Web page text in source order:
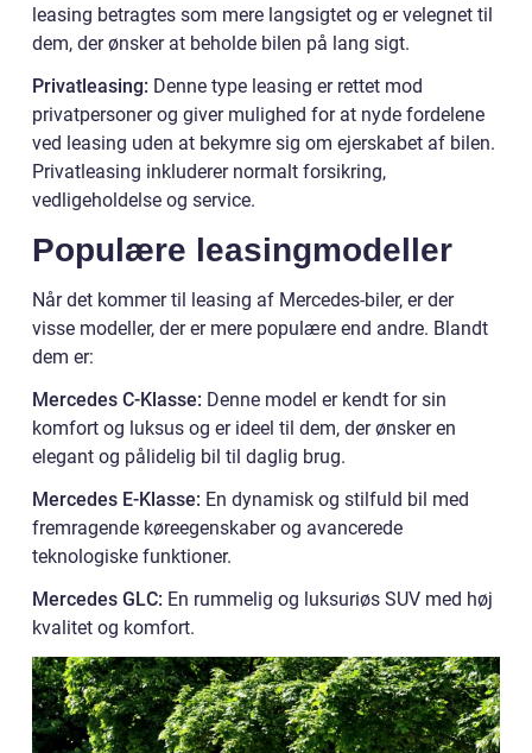
leasing betragtes som mere langsigtet og er velegnet til
dem, der ønsker at beholde bilen på lang sigt.
Privatleasing: Denne type leasing er rettet mod
privatpersoner og giver mulighed for at nyde fordelene
ved leasing uden at bekymre sig om ejerskabet af bilen.
Privatleasing inkluderer normalt forsikring,
vedligeholdelse og service.
Populære leasingmodeller
Når det kommer til leasing af Mercedes-biler, er der
visse modeller, der er mere populære end andre. Blandt
dem er:
Mercedes C-Klasse: Denne model er kendt for sin
komfort og luksus og er ideel til dem, der ønsker en
elegant og pålidelig bil til daglig brug.
Mercedes E-Klasse: En dynamisk og stilfuld bil med
fremragende køreegenskaber og avancerede
teknologiske funktioner.
Mercedes GLC: En rummelig og luksuriøs SUV med høj
kvalitet og komfort.